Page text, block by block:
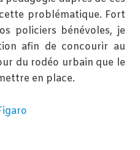
problématique. Fort
policiers bénévoles, je
afin de concourir au
du rodéo urbain que le
en place.